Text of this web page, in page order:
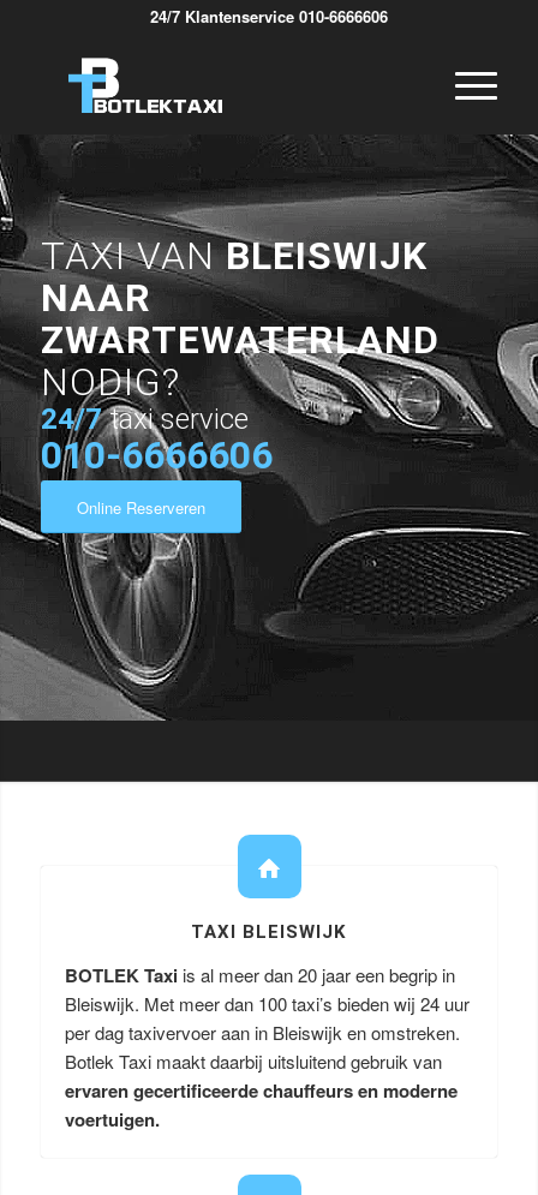
24/7 Klantenservice 010-6666606
TAXI VANBLEISWIJK
NAAR
ZWARTEWATERLAND
NODIG?
24/7 taxi service
010-6666606
Online Reserveren
TAXI BLEISWIJK
BOTLEK Taxi is al meer dan 20 jaar een begrip in
Bleiswijk. Met meer dan 100 taxi’s bieden wij 24 uur
per dag taxivervoer aan in Bleiswijk en omstreken.
Botlek Taxi maakt daarbij uitsluitend gebruik van
ervaren gecertificeerde chauffeurs en moderne
voertuigen.